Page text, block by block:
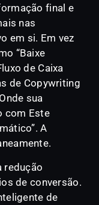
final e
nas
em si. Em vez
“Baixe
de Caixa
de Copywriting
sua
com Este
A
redução
de conversão.
de